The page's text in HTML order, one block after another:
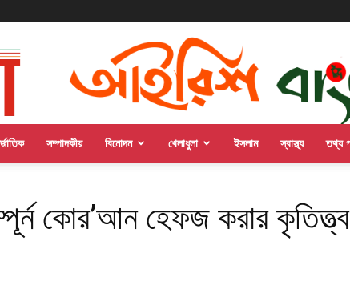
সম্পাদকীয় বিনোদন খেলাধুলা ইসলাম স্বাস্থ্য তথ্য
কোর’আন হেফজ করার কৃতিত্ত্ব